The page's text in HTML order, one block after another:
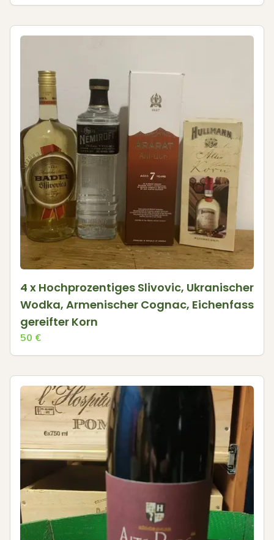
4 x Hochprozentiges Slivovic, Ukranischer
Wodka, Armenischer Cognac, Eichenfass
gereifter Korn
50 €